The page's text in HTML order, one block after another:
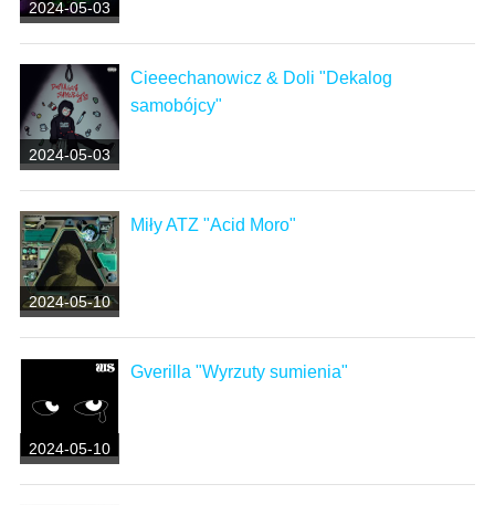
2024-05-03
2024-05-03
Cieeechanowicz & Doli "Dekalog
samobójcy"
2024-05-10
Miły ATZ "Acid Moro"
2024-05-10
Gverilla "Wyrzuty sumienia"